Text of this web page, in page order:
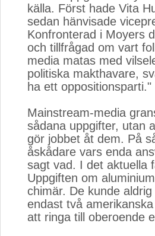
källa. Först hade Vita
sedan hänvisade
Konfronterad i Moyers
och tillfrågad om vart
media matas med
politiska makthavare,
ha ett oppositionsparti."
Mainstream-media
sådana uppgifter, utan
gör jobbet åt dem. På
åskådare vars enda
sagt vad. I det aktuella
Uppgiften om
chimär. De kunde
endast två
att ringa till oberoende